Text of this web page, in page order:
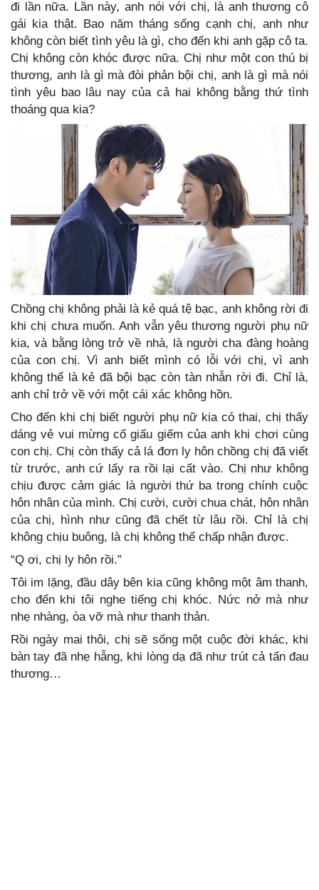
đi lần nữa. Lần này, anh nói với chị, là anh thương cô
gái kia thật. Bao năm tháng sống cạnh chị, anh như
không còn biết tình yêu là gì, cho đến khi anh gặp cô ta.
Chị không còn khóc được nữa. Chị như một con thú bị
thương, anh là gì mà đòi phản bội chị, anh là gì mà nói
tình yêu bao lâu nay của cả hai không bằng thứ tình
thoáng qua kia?
Chồng chị không phải là kẻ quá tệ bạc, anh không rời đi
khi chị chưa muốn. Anh vẫn yêu thương người phụ nữ
kia, và bằng lòng trở về nhà, là người cha đàng hoàng
của con chị. Vì anh biết mình có lỗi với chị, vì anh
không thể là kẻ đã bội bạc còn tàn nhẫn rời đi. Chỉ là,
anh chỉ trở về với một cái xác không hồn.
Cho đến khi chị biết người phụ nữ kia có thai, chị thấy
dáng vẻ vui mừng cố giấu giếm của anh khi chơi cùng
con chị. Chị còn thấy cả lá đơn ly hôn chồng chị đã viết
từ trước, anh cứ lấy ra rồi lại cất vào. Chị như không
chịu được cảm giác là người thứ ba trong chính cuộc
hôn nhân của mình. Chị cười, cười chua chát, hôn nhân
của chị, hình như cũng đã chết từ lâu rồi. Chỉ là chị
không chịu buông, là chị không thể chấp nhận được.
“Q ơi, chị ly hôn rồi.”
Tôi im lặng, đầu dây bên kia cũng không một âm thanh,
cho đến khi tôi nghe tiếng chị khóc. Nức nở mà như
nhẹ nhàng, òa vỡ mà như thanh thản.
Rồi ngày mai thôi, chị sẽ sống một cuộc đời khác, khi
bàn tay đã nhẹ hẫng, khi lòng dạ đã như trút cả tấn đau
thương…